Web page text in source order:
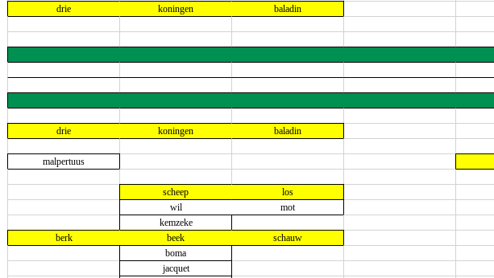
drie koningen baladin
drie koningen baladin
malpertuus
scheep los
wil
mot
kemzeke
berk
beek
schauw
boma
jacquet